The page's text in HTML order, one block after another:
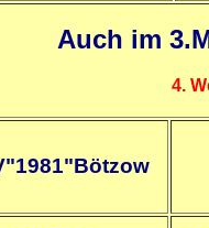
Auch im
4.